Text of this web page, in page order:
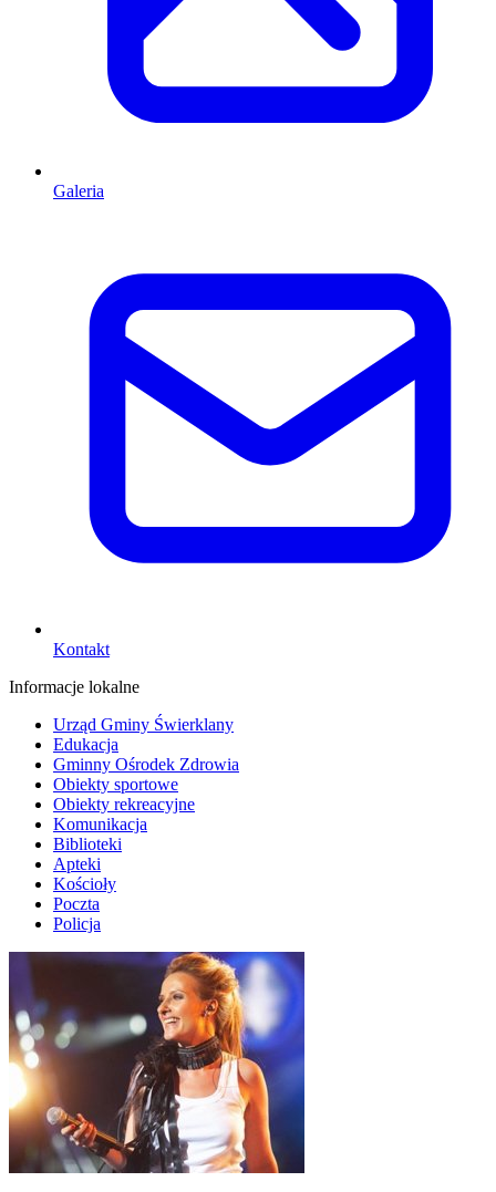
Galeria
Kontakt
Informacje lokalne
Urząd Gminy Świerklany
Edukacja
Gminny Ośrodek Zdrowia
Obiekty sportowe
Obiekty rekreacyjne
Komunikacja
Biblioteki
Apteki
Kościoły
Poczta
Policja